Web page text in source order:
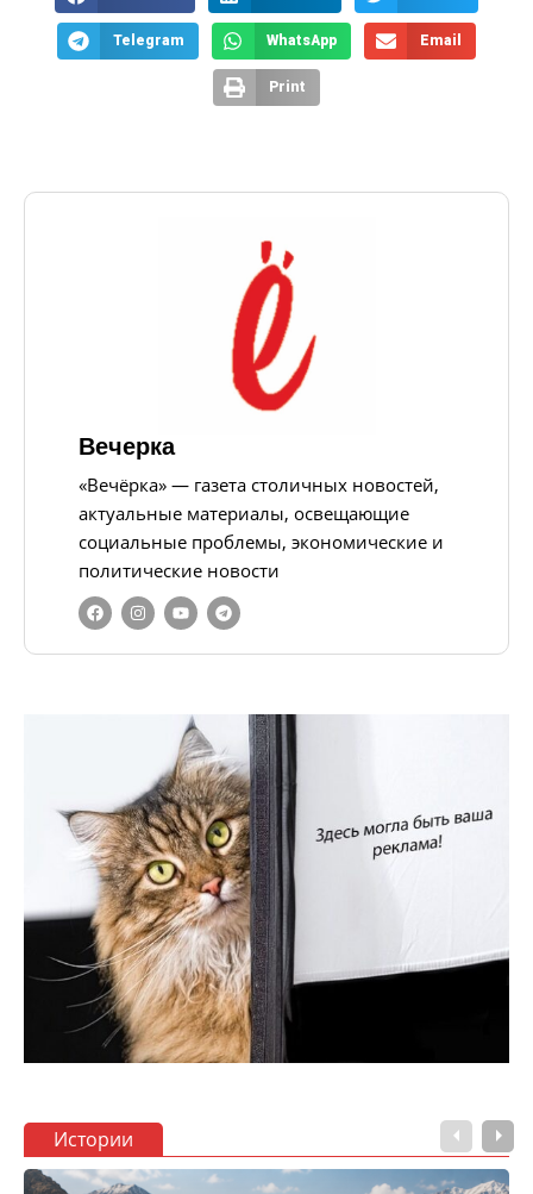
Telegram WhatsApp Email
Print
Вечерка
«Вечёрка» — газета столичных новостей,
актуальные материалы, освещающие
социальные проблемы, экономические и
политические новости
Истории